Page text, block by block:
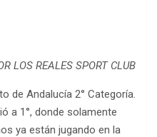
LOS REALES SPORT CLUB
de Andalucía 2° Categoría.
a 1°, donde solamente
ya están jugando en la